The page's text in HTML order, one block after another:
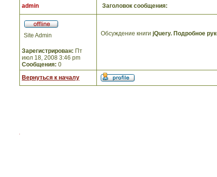
admin
Заголовок сообщения:
Site Admin
Зарегистрирован: Пт
июл 18, 2008 3:46 pm
Сообщения: 0
Обсуждение книги jQuery. Подробное
Вернуться к началу